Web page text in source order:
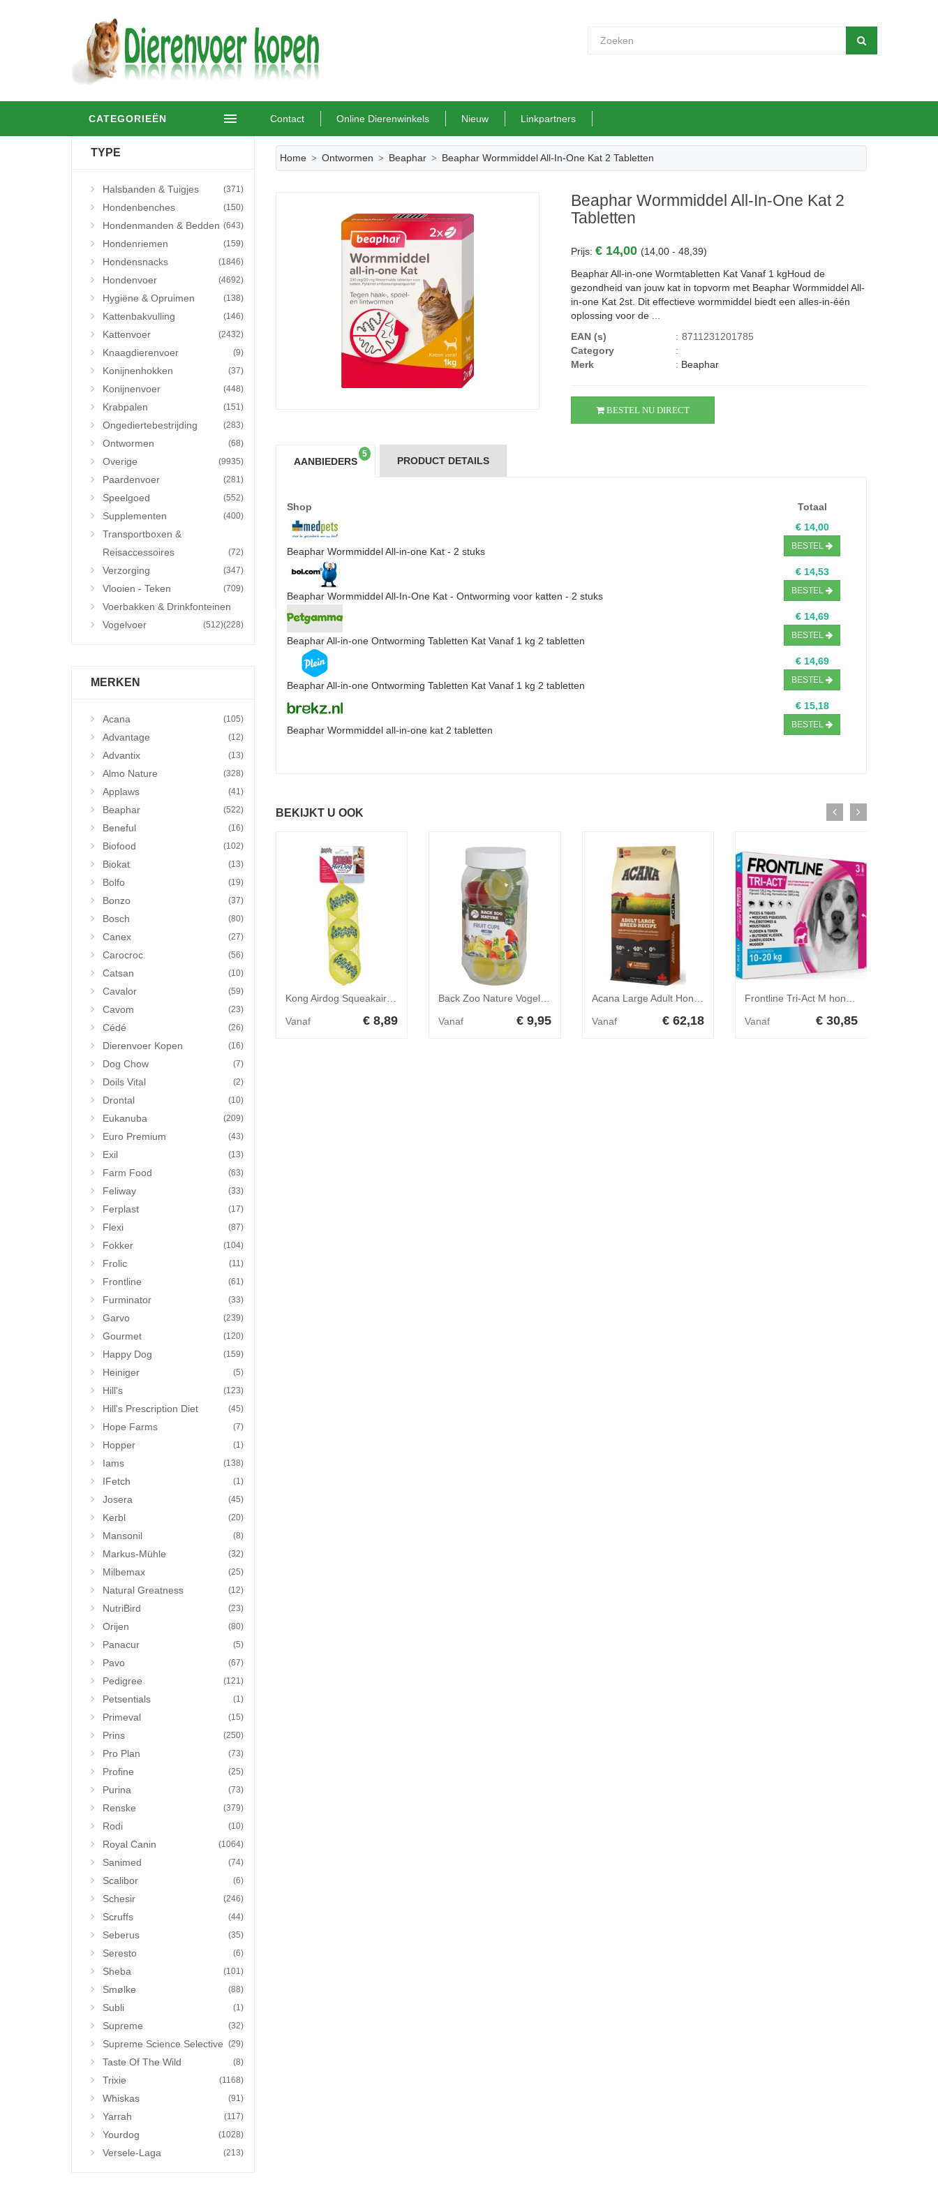
CATEGORIEËN Contact Online Dierenwinkels Nieuw Linkpartners
TYPE
Halsbanden & Tuigjes (371)
Hondenbenches (150)
Hondenmanden & Bedden (643)
Hondenriemen (159)
Hondensnacks (1846)
Hondenvoer (4692)
Hygiëne & Opruimen (138)
Kattenbakvulling (146)
Kattenvoer (2432)
Knaagdierenvoer (9)
Konijnenhokken (37)
Konijnenvoer (448)
Krabpalen (151)
Ongediertebestrijding (283)
Ontwormen (68)
Overige (9935)
Paardenvoer (281)
Speelgoed (552)
Supplementen (400)
Transportboxen &
Reisaccessoires
(72)
Verzorging (347)
Vlooien - Teken (709)
Voerbakken & Drinkfonteinen
(228)
Vogelvoer (512)
MERKEN
Acana (105)
Advantage (12)
Advantix (13)
Almo Nature (328)
Applaws (41)
Beaphar (522)
Beneful (16)
Biofood (102)
Biokat (13)
Bolfo (19)
Bonzo (37)
Bosch (80)
Canex (27)
Carocroc (56)
Catsan (10)
Cavalor (59)
Cavom (23)
Cédé (26)
Dierenvoer Kopen (16)
Dog Chow (7)
Doils Vital (2)
Drontal (10)
Eukanuba (209)
Euro Premium (43)
Exil (13)
Farm Food (63)
Feliway (33)
Ferplast (17)
Flexi (87)
Fokker (104)
Frolic (11)
Frontline (61)
Furminator (33)
Garvo (239)
Gourmet (120)
Happy Dog (159)
Heiniger (5)
Hill's (123)
Hill's Prescription Diet (45)
Hope Farms (7)
Hopper (1)
Iams (138)
IFetch (1)
Josera (45)
Kerbl (20)
Mansonil (8)
Markus-Mühle (32)
Milbemax (25)
Natural Greatness (12)
NutriBird (23)
Orijen (80)
Panacur (5)
Pavo (67)
Pedigree (121)
Petsentials (1)
Primeval (15)
Prins (250)
Pro Plan (73)
Profine (25)
Purina (73)
Renske (379)
Rodi (10)
Royal Canin (1064)
Sanimed (74)
Scalibor (6)
Schesir (246)
Scruffs (44)
Seberus (35)
Seresto (6)
Sheba (101)
Smølke (88)
Subli (1)
Supreme (32)
Supreme Science Selective (29)
Taste Of The Wild (8)
Trixie (1168)
Whiskas (91)
Yarrah (117)
Yourdog (1028)
Versele-Laga (213)
Home Ontwormen Beaphar Beaphar Wormmiddel All-In-One Kat 2 Tabletten
Beaphar Wormmiddel All-In-One Kat 2
Tabletten
Prijs:€ 14,00 (14,00 - 48,39)
Beaphar All-in-one Wormtabletten Kat Vanaf 1 kgHoud de
gezondheid van jouw kat in topvorm met Beaphar Wormmiddel All-
in-one Kat 2st. Dit effectieve wormmiddel biedt een alles-in-één
oplossing voor de ...
EAN (s)
: 8711231201785
Category
:
Merk
: Beaphar
BESTEL NU DIRECT
AANBIEDERS
5
PRODUCT DETAILS
Shop Totaal
Beaphar Wormmiddel All-in-one Kat - 2 stuks
€ 14,00
BESTEL
Beaphar Wormmiddel All-In-One Kat - Ontworming voor katten - 2 stuks
€ 14,53
BESTEL
Beaphar All-in-one Ontworming Tabletten Kat Vanaf 1 kg 2 tabletten
€ 14,69
BESTEL
Beaphar All-in-one Ontworming Tabletten Kat Vanaf 1 kg 2 tabletten
€ 14,69
BESTEL
Beaphar Wormmiddel all-in-one kat 2 tabletten
€ 15,18
BESTEL
BEKIJKT U OOK
Kong Airdog Squeakair Ball Medium 3st
Vanaf € 8,89 Vanaf € 9,95 Vanaf € 62,18 Vanaf € 30,85